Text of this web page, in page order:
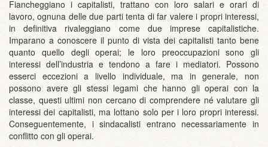
Fiancheggiano i capitalisti, trattano con loro salari e orari di
lavoro, ognuna delle due parti tenta di far valere i propri interessi,
in definitiva rivaleggiano come due imprese capitalistiche.
Imparano a conoscere il punto di vista dei capitalisti tanto bene
quanto quello degli operai; le loro preoccupazioni sono gli
interessi dell’industria e tendono a fare i mediatori. Possono
esserci eccezioni a livello individuale, ma in generale, non
possono avere gli stessi legami che hanno gli operai con la
classe, questi ultimi non cercano di comprendere né valutare gli
interessi dei capitalisti, ma lottano solo per i loro propri interessi.
Conseguentemente, i sindacalisti entrano necessariamente in
conflitto con gli operai.